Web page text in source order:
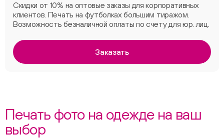
Скидки от 10% на оптовые заказы для корпоративных
клиентов. Печать на футболках большим тиражом.
Возможность безналичной оплаты по счету для юр. лиц.
Заказать
Печать фото на одежде на ваш
выбор